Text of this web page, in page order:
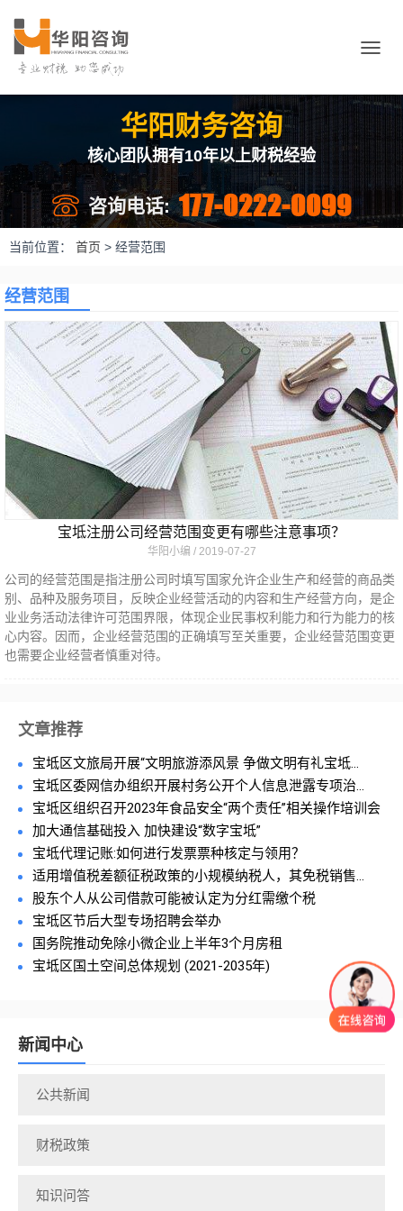
导
华阳财务咨询
核心团队拥有10年以上财税经验
咨询电话: 177-0222-0099
当前位置： 首页 > 经营范围
经营范围
宝坻注册公司经营范围变更有哪些注意事项？
华阳小编 2019-07-27
公司的经营范围是指注册公司时填写国家允许企业生产和经营的商品类
别、品种及服务项目，反映企业经营活动的内容和生产经营方向，是企
业业务活动法律许可范围界限，体现企业民事权利能力和行为能力的核
心内容。因而，企业经营范围的正确填写至关重要，企业经营范围变更
也需要企业经营者慎重对待。
文章推荐
宝坻区文旅局开展“文明旅游添风景 争做文明有礼宝坻...
宝坻区委网信办组织开展村务公开个人信息泄露专项治...
宝坻区组织召开2023年食品安全“两个责任”相关操作培训会
加大通信基础投入 加快建设“数字宝坻”
宝坻代理记账:如何进行发票票种核定与领用？
适用增值税差额征税政策的小规模纳税人，其免税销售...
股东个人从公司借款可能被认定为分红需缴个税
宝坻区节后大型专场招聘会举办
国务院推动免除小微企业上半年3个月房租
宝坻区国土空间总体规划 (2021-2035年)
新闻中心
公共新闻
财税政策
知识问答